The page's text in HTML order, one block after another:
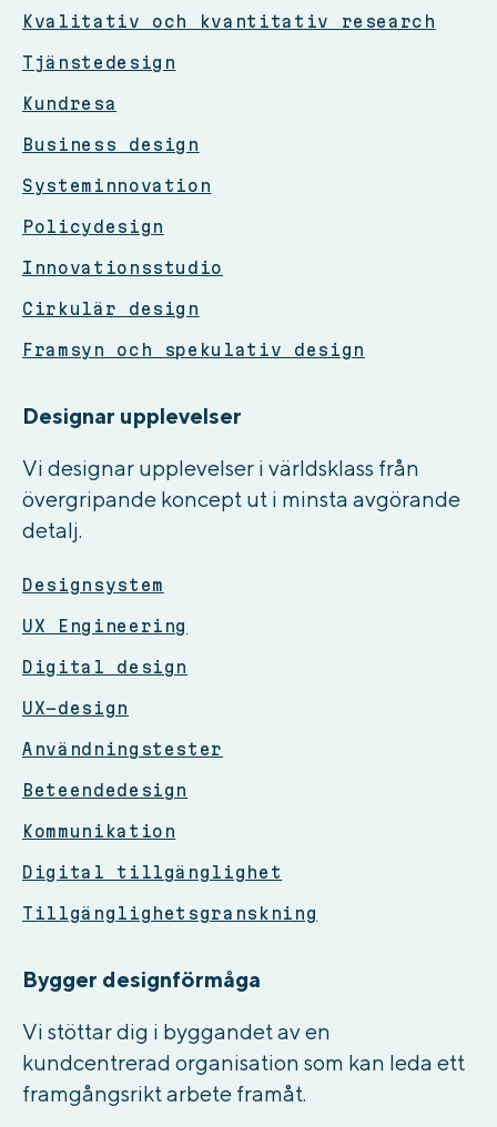
Kvalitativ och kvantitativ research
Tjänstedesign
Kundresa
Business design
Systeminnovation
Policydesign
Innovationsstudio
Cirkulär design
Framsyn och spekulativ design
Designar upplevelser
Vi designar upplevelser i världsklass från
övergripande koncept ut i minsta avgörande
detalj.
Designsystem
UX Engineering
Digital design
UX-design
Användningstester
Beteendedesign
Kommunikation
Digital tillgänglighet
Tillgänglighetsgranskning
Bygger designförmåga
Vi stöttar dig i byggandet av en
kundcentrerad organisation som kan leda ett
framgångsrikt arbete framåt.